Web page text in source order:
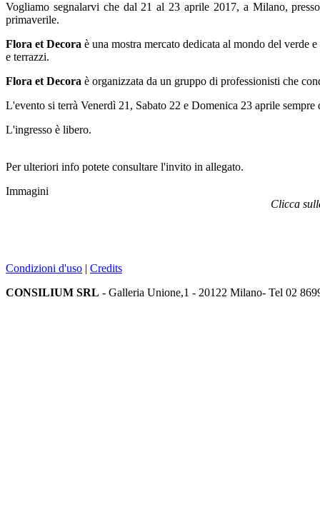
Vogliamo segnalarvi che dal 21 al 23 aprile 2017, a Milano,
primaverile.
Flora et Decora è una mostra mercato dedicata al mondo del
e terrazzi.
Flora et Decora è organizzata da un gruppo di professionisti che
L'evento si terrà Venerdì 21, Sabato 22 e Domenica 23 aprile
L'ingresso è libero.
Per ulteriori info potete consultare l'invito in allegato.
Immagini
Clicca
Condizioni d'uso | Credits
CONSILIUM SRL - Galleria Unione,1 - 20122 Milano- Tel 02